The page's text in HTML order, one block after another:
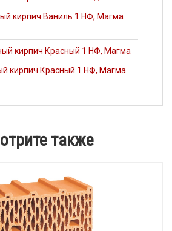
кирпич Ваниль 1 НФ, Магма
кирпич Красный 1 НФ, Магма
также